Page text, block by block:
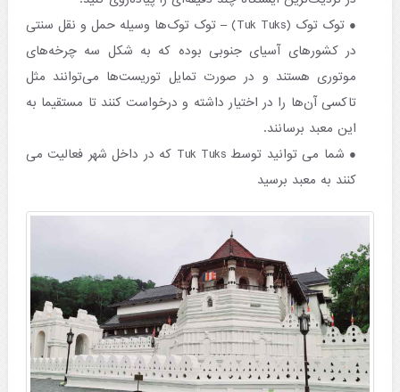
توک توک (Tuk Tuks) – توک توک‌ها وسیله حمل و نقل سنتی
در کشورهای آسیای جنوبی بوده که به شکل سه چرخه‌های
موتوری هستند و در صورت تمایل توریست‌ها می‌توانند مثل
تاکسی آن‌ها را در اختیار داشته و درخواست کنند تا مستقیما به
این معبد برسانند.
شما می توانید توسط Tuk Tuks که در داخل شهر فعالیت می
کنند به معبد برسید